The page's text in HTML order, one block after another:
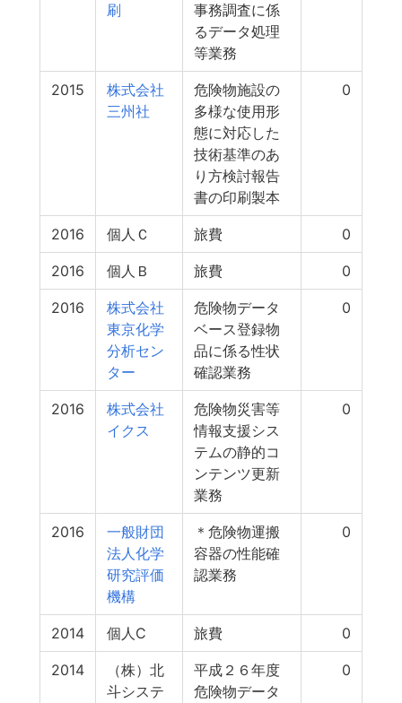
刷
事務調査に係
るデータ処理
等業務
2015
株式会社
三州社
危険物施設の
多様な使用形
態に対応した
技術基準のあ
り方検討報告
書の印刷製本
0
2016 個人Ｃ 旅費 0
2016 個人Ｂ 旅費 0
2016
株式会社
東京化学
分析セン
ター
危険物データ
ベース登録物
品に係る性状
確認業務
0
2016
株式会社
イクス
危険物災害等
情報支援シス
テムの静的コ
ンテンツ更新
業務
0
2016
一般財団
法人化学
研究評価
機構
＊危険物運搬
容器の性能確
認業務
0
2014 個人C 旅費 0
2014
（株）北
斗システ
平成２６年度
危険物データ
0